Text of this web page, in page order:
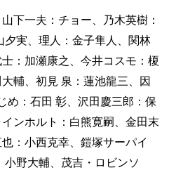
下一夫：チョー、乃木英樹：
実、理人：金子隼人、関林
：加瀬康之、今井コスモ：榎
輔、初見 泉：蓮池龍三、因
め：石田 彰、沢田慶三郎：保
ンホルト：白熊寛嗣、金田末
：小西克幸、鎧塚サーパイ
小野大輔、茂吉・ロビンソ